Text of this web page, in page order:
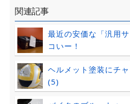
関連記事
最近の安価な「汎用
コいー！
ヘルメット塗装にチ
(5)